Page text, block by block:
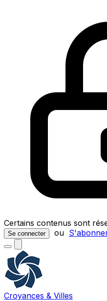
Certains contenus sont
Se connecter ou
Croyances & Villes